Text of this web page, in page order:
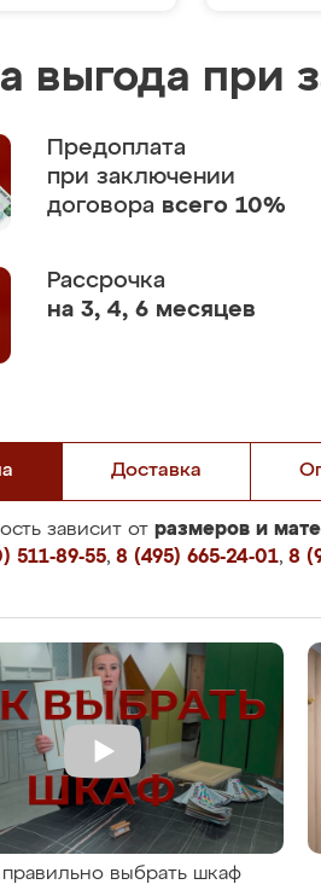
выгода при
Предоплата
при заключении
договора всего 10%
Рассрочка
на 3, 4, 6 месяцев
Доставка
зависит от размеров и
511-89-55, 8 (495) 665-24-01, 8
правильно выбрать шкаф